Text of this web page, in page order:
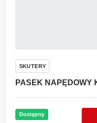
SKUTERY
PASEK NAPĘDOWY
Dostępny